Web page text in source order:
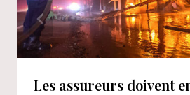
Les assureurs doivent